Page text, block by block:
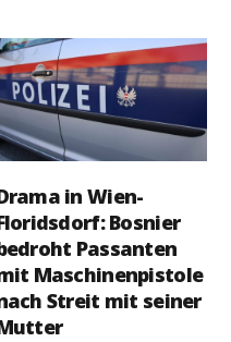
in Wien-
Bosnier
Passanten
Maschinenpistole
Streit mit seiner